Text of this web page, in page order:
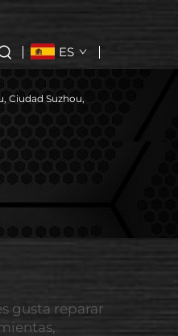
ES
Ciudad Suzhou,
gusta reparar